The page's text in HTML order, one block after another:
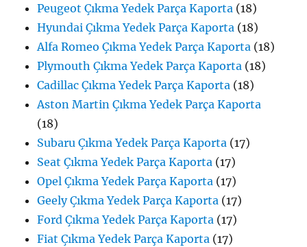
Peugeot Çıkma Yedek Parça Kaporta (18)
Hyundai Çıkma Yedek Parça Kaporta (18)
Alfa Romeo Çıkma Yedek Parça Kaporta (18)
Plymouth Çıkma Yedek Parça Kaporta (18)
Cadillac Çıkma Yedek Parça Kaporta (18)
Aston Martin Çıkma Yedek Parça Kaporta
(18)
Subaru Çıkma Yedek Parça Kaporta (17)
Seat Çıkma Yedek Parça Kaporta (17)
Opel Çıkma Yedek Parça Kaporta (17)
Geely Çıkma Yedek Parça Kaporta (17)
Ford Çıkma Yedek Parça Kaporta (17)
Fiat Çıkma Yedek Parça Kaporta (17)